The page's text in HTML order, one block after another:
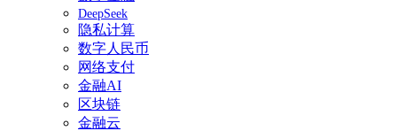
DeepSeek
隐私计算
数字人民币
网络支付
金融AI
区块链
金融云